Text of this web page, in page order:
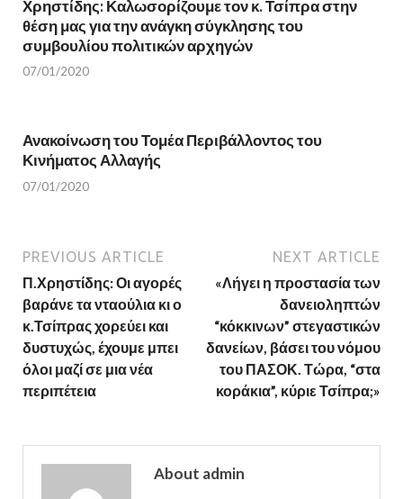
i
n
d
o
w
)
n
o
w
)
Χρηστίδης: Καλωσορίζουμε τον κ. Τσίπρα στην
θέση μας για την ανάγκη σύγκλησης του
συμβουλίου πολιτικών αρχηγών
07/01/2020
Ανακοίνωση του Τομέα Περιβάλλοντος του
Κινήματος Αλλαγής
07/01/2020
PREVIOUS ARTICLE
Π.Χρηστίδης: Οι αγορές
βαράνε τα νταούλια κι ο
κ.Τσίπρας χορεύει και
δυστυχώς, έχουμε μπει
όλοι μαζί σε μια νέα
περιπέτεια
NEXT ARTICLE
«Λήγει η προστασία των
δανειοληπτών
“κόκκινων” στεγαστικών
δανείων, βάσει του νόμου
του ΠΑΣΟΚ. Τώρα, “στα
κοράκια”, κύριε Τσίπρα;»
About admin